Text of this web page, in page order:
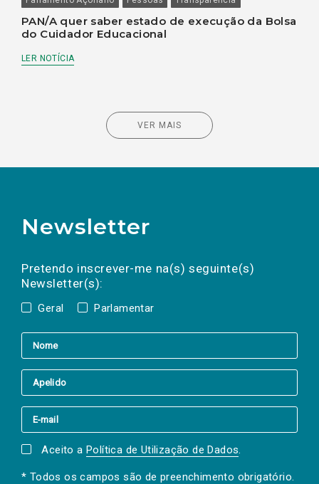
PAN/A quer saber estado de execução da Bolsa
do Cuidador Educacional
LER NOTÍCIA
VER MAIS
Newsletter
Pretendo inscrever-me na(s) seguinte(s)
Newsletter(s):
Geral Parlamentar
a(s) newsletter(s).
mail
Aceito a Política de Utilização de Dados.
* Todos os campos são de preenchimento obrigatório.